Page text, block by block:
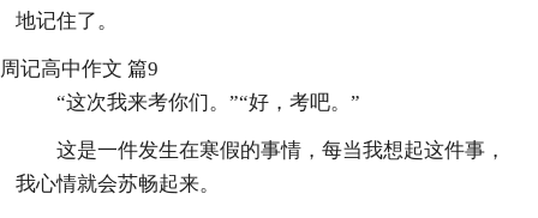
地记住了。
周记高中作文 篇9
“这次我来考你们。”“好，考吧。”
这是一件发生在寒假的事情，每当我想起这件事，
我心情就会苏畅起来。